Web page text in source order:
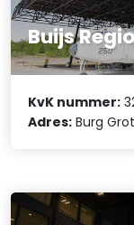
Buijs
KvK nummer:
Adres: Burg